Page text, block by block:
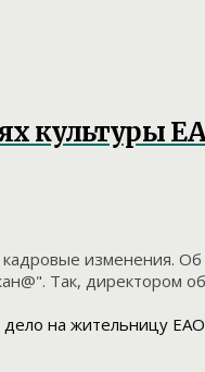
культуры
изменения.
Так, директором